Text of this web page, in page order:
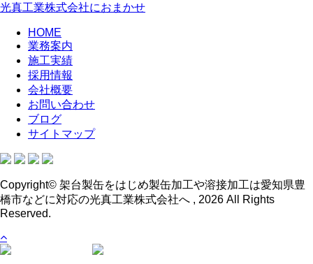
光真工業株式会社におまかせ
HOME
業務案内
施工実績
採用情報
会社概要
お問い合わせ
ブログ
サイトマップ
Copyright© 架台製缶をはじめ製缶加工や溶接加工は愛知県豊
橋市などに対応の光真工業株式会社へ , 2026 All Rights
Reserved.